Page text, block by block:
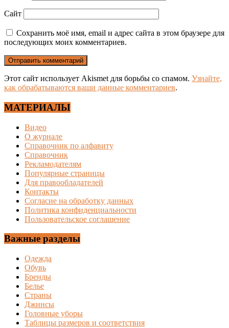
Сайт
Сохранить моё имя, email и адрес сайта в этом браузере для
последующих моих комментариев.
Этот сайт использует Akismet для борьбы со спамом. Узнайте,
как обрабатываются ваши данные комментариев.
МАТЕРИАЛЫ
Видео
О журнале
Справочник по алфавиту
Справочник
Рекламодателям
Популярные страницы
Для правообладателей
Контакты
Согласие на обработку данных
Политика конфиденциальности
Пользовательское соглашение
Важные разделы
Одежда
Обувь
Бренды
Белье
Страны
Джинсы
Головные уборы
Таблицы размеров и соответствия